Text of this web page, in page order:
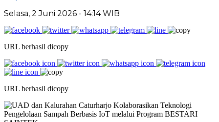
Selasa, 2 Juni 2026 - 14:14 WIB
URL berhasil dicopy
URL berhasil dicopy